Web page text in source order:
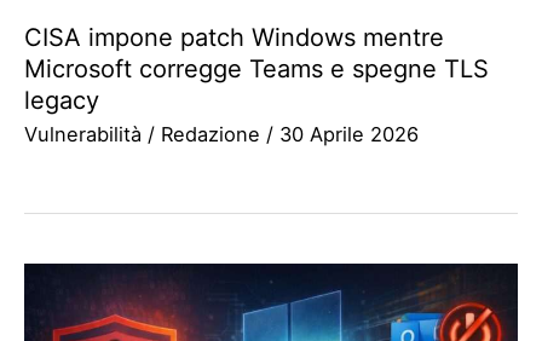
CISA impone patch Windows mentre
Microsoft corregge Teams e spegne TLS
legacy
Vulnerabilità / Redazione / 30 Aprile 2026